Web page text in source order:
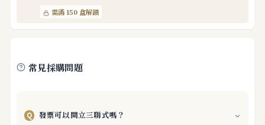
需滿 150 盒解鎖
常見採購問題
Q 發票可以開立三聯式嗎？